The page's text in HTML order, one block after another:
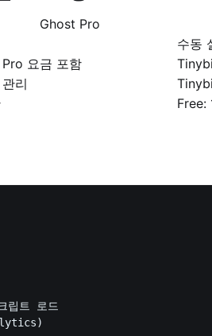
Ghost Pro
수동
요금 포함
리
Free:
트 로드